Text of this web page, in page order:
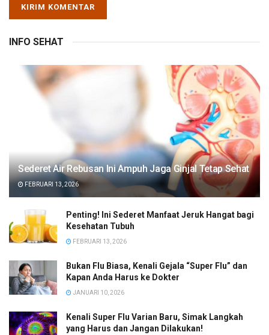
INFO SEHAT
Sederet Air Rebusan Ini Ampuh Jaga Ginjal Tetap Sehat
FEBRUARI 13, 2026
Penting! Ini Sederet Manfaat Jeruk Hangat bagi
Kesehatan Tubuh
FEBRUARI 13, 2026
Bukan Flu Biasa, Kenali Gejala “Super Flu” dan
Kapan Anda Harus ke Dokter
JANUARI 10, 2026
Kenali Super Flu Varian Baru, Simak Langkah
yang Harus dan Jangan Dilakukan!